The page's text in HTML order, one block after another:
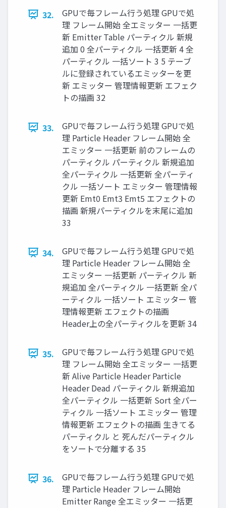
32.
GPUで毎フレーム行う処理 GPUで処
理 フレーム開始 全エミッター 一括更
新 Emitter Table パーティクル 新規
追加 0 全パーティクル 一括更新 4 全
パーティクル 一括ソート 3 5 テーブ
ルに登録されているエミッターを更
新 エミッター 管理情報更新 エフェク
トの描画 32
33.
GPUで毎フレーム行う処理 GPUで処
理 Particle Header フレーム開始 全
エミッター 一括更新 前のフレームの
パーティクル パーティクル 新規追加
全パーティクル 一括更新 全パーティ
クル 一括ソート エミッター 管理情報
更新 Emt0 Emt3 Emt5 エフェクトの
描画 新規パーティクルを末尾に追加
33
34.
GPUで毎フレーム行う処理 GPUで処
理 Particle Header フレーム開始 全
エミッター 一括更新 パーティクル 新
規追加 全パーティクル 一括更新 全パ
ーティクル 一括ソート エミッター 管
理情報更新 エフェクトの描画
Header上の全パーティクルを更新 34
35.
GPUで毎フレーム行う処理 GPUで処
理 フレーム開始 全エミッター 一括更
新 Alive Particle Header Particle
Header Dead パーティクル 新規追加
全パーティクル 一括更新 Sort 全パー
ティクル 一括ソート エミッター 管理
情報更新 エフェクトの描画 生きてる
パーティクル と 死んだパーティクル
をソートで分離する 35
36.
GPUで毎フレーム行う処理 GPUで処
理 Particle Header フレーム開始
Emitter Range 全エミッター 一括更